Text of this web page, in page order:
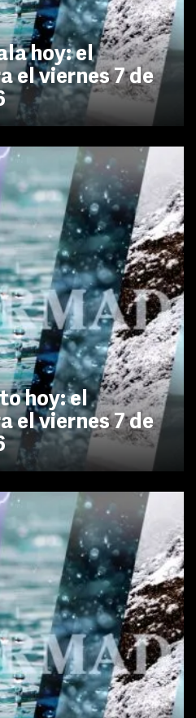
hoy: el
el viernes 7 de
hoy: el
el viernes 7 de